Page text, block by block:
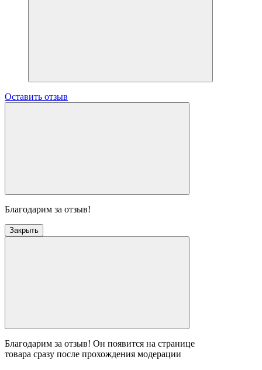
Оставить отзыв
Благодарим за отзыв!
Закрыть
Благодарим за отзыв! Он появится на странице
товара сразу после прохождения модерации